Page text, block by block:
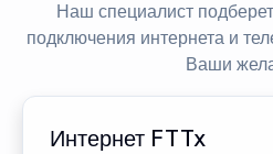
Наш специалист
подключения интернета и
Ваши
Интернет FTTx